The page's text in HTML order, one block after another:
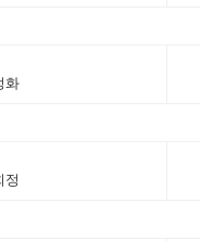
화
정